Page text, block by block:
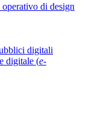
di design
digitali
digitale (e-